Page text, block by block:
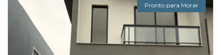
Pronto para Morar